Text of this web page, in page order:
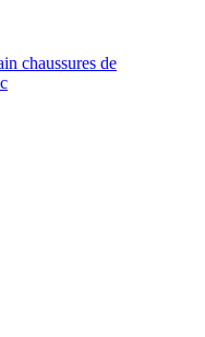
chaussures de